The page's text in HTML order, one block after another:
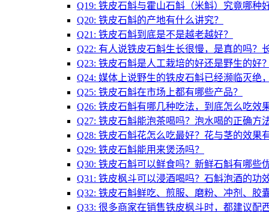
Q19: 铁皮石斛与霍山石斛（米斛）究竟哪种
Q20: 铁皮石斛的产地有什么讲究？
Q21: 铁皮石斛到底是不是越老越好？
Q22: 有人说铁皮石斛生长很慢，是真的吗？
Q23: 铁皮石斛是人工栽培的好还是野生的好
Q24: 媒体上说野生的铁皮石斛已经濒临灭绝
Q25: 铁皮石斛在市场上都有哪些产品？
Q26: 铁皮石斛有哪几种吃法，到底怎么吃效
Q27: 铁皮石斛能泡茶喝吗？泡水喝的正确方
Q28: 铁皮石斛花怎么吃最好？花与茎的效果
Q29: 铁皮石斛能用来煲汤吗？
Q30: 铁皮石斛可以鲜食吗？新鲜石斛有哪些
Q31: 铁皮枫斗可以浸酒喝吗？石斛泡酒的功
Q32: 铁皮石斛鲜吃、煎服、磨粉、冲剂、胶
Q33: 很多商家在销售铁皮枫斗时，都建议配